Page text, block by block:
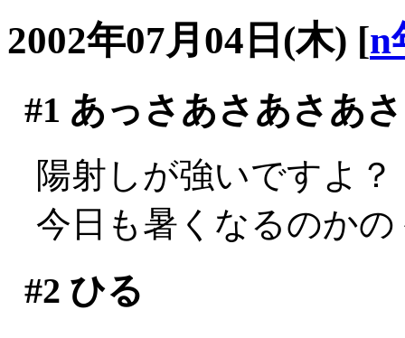
2002年07月04日(木) [n
#1 あっさあさあさあさ
陽射しが強いですよ？
今日も暑くなるのかの
#2 ひる